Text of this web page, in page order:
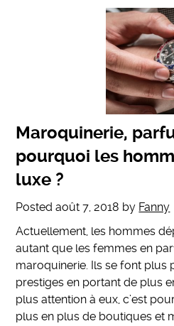
Maroquinerie,
pourquoi les
luxe ?
Postedaoût 7, 2018 by Fanny
Actuellement, les hommes
autant que les femmes en
maroquinerie. Ils se font plus
prestiges en portant de plus
plus attention à eux, c’est
plus en plus de boutiques et